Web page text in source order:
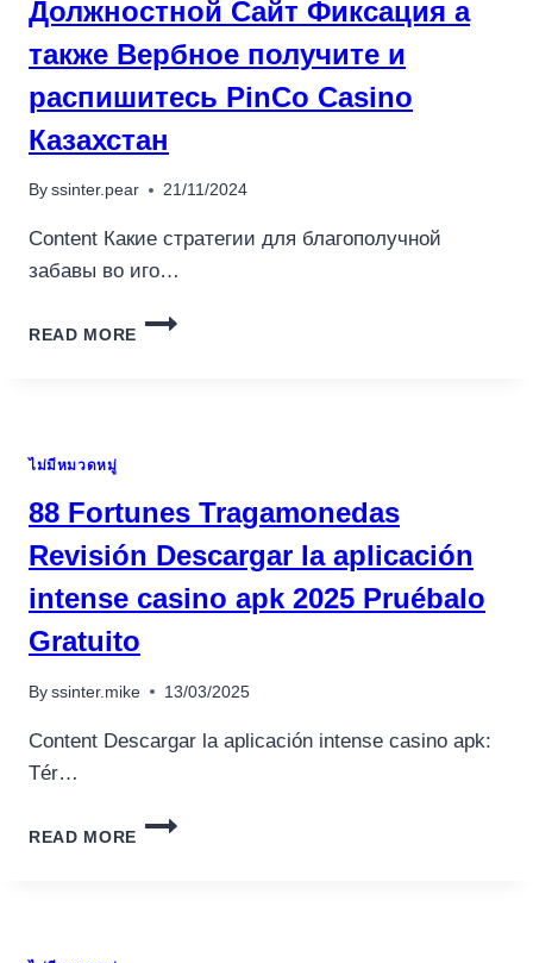
FREE
DOWNLOAD
27
0
Должностной Сайт Фиксация а
также Вербное получите и
распишитесь PinСo Casino
Казахстан
By ssinter.pear 21/11/2024
Content Какие стратегии для благополучной
забавы во иго…
READ MORE
ПИНКО
ВЕРБНОЕ
ПОЛУЧИТЕ
И
РАСПИШИТЕСЬ
PINСO
CASINO
ไม่มีหมวดหมู่
88 Fortunes Tragamonedas
Revisión Descargar la aplicación
intense casino apk 2025 Pruébalo
Gratuito
By ssinter.mike 13/03/2025
Content Descargar la aplicación intense casino apk:
Tér…
READ MORE
88